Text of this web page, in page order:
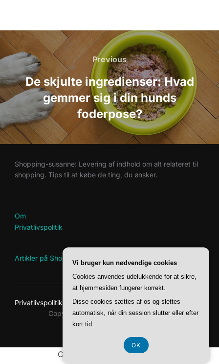
Indlægsnavigation
Previous
Previous
De skjulte ingredienser: Hvad
gemmer sig i din hunds
foderpose?
Shopping-susanne: Levering af indhold om alt relateret til
shopping. Tips til at købe de ting, du ønsker.
Om
Privatlivspolitik
Artikler på Shopping-Susanne
Privatlivspolitik
Copyright © 2026 Shopping-Susanne
Inspiro Theme
CVR-Nummer DK-37407739
Vi bruger kun nødvendige cookies
Cookies anvendes udelukkende for at sikre,
at hjemmesiden fungerer korrekt.
Disse cookies sættes af os og slettes
automatisk, når din session slutter eller efter
kort tid.
OK